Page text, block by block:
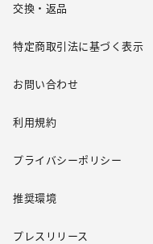
交換・返品
特定商取引法に基づく表示
お問い合わせ
利用規約
プライバシーポリシー
推奨環境
プレスリリース